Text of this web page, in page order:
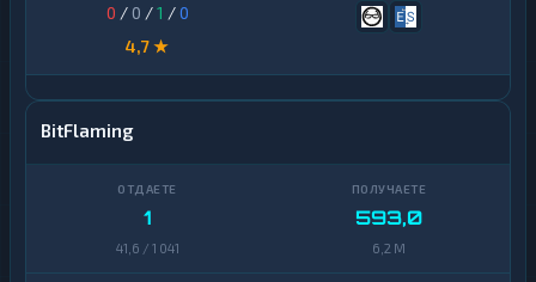
0 / 0 /1 /0
4,7 ★
BitFlaming
1
41,6 / 1 041
593,0
6,2 M